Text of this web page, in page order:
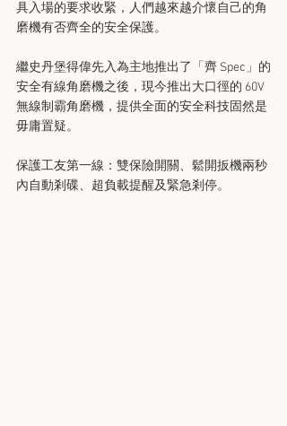
具入場的要求收緊，人們越來越介懷自己的角
磨機有否齊全的安全保護。
繼史丹堡得偉先入為主地推出了「齊 Spec」的
安全有線角磨機之後，現今推出大口徑的 60V
無線制霸角磨機，提供全面的安全科技固然是
毋庸置疑。
保護工友第一線：雙保險開關、鬆開扳機兩秒
內自動剎碟、超負載提醒及緊急剎停。